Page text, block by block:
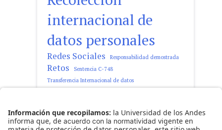
internacional de
datos personales
Redes Sociales Responsabilidad demostrada
Retos
Sentencia C-748
Transferencia Internacional de datos